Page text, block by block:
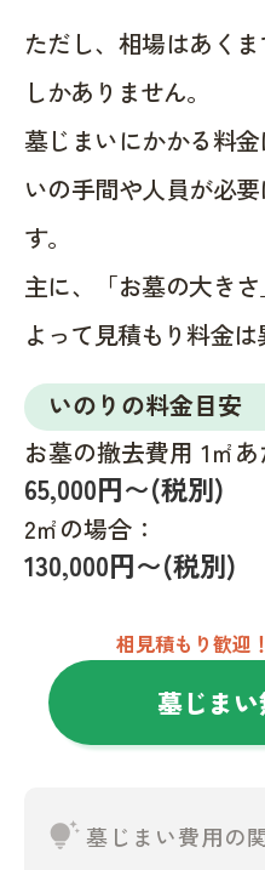
ただし、相場はあく
しかありません。
墓じまいにかかる料
いの手間や人員が必
す。
主に、「お墓の大き
よって見積もり料金は
いのりの料金目安
お墓の撤去費用 1㎡あ
65,000円〜(税別)
2㎡の場合：
130,000円〜(税別)
相見積もり歓迎
墓じまい
tips_and_updates墓じまい費用の